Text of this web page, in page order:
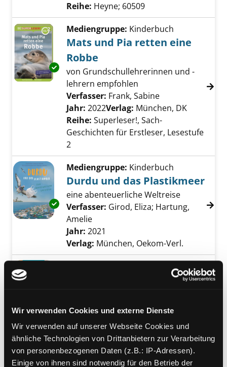
Wir verwenden Cookies und externe Dienste
Wir verwenden auf unserer Webseite Cookies und
ähnliche Technologien von Drittanbietern zur Verarbeitung
von personenbezogenen Daten (z.B.: IP-Adressen).
Einige von ihnen sind notwendig für den Betrieb der
Reihe: Heyne; 60509
Exemplar-Details von Mats und Pia retten
Mediengruppe: Kinderbuch
Mats und Pia retten eine
Robbe
von Grundschullehrerinnen und -
lehrern empfohlen
Verfasser: Frank, Sabine
Jahr: 2022Verlag: München, DK
Reihe: Superleser!, Sach-
Geschichten für Erstleser, Lesestufe
2
Exemplar-Details von Durdu und das
Mediengruppe: Kinderbuch
Durdu und das Plastikmeer
eine abenteuerliche Weltreise
Verfasser: Girod, Eliza; Hartung,
Amelie
Jahr: 2021
Verlag: München, Oekom-Verl.
Kinderbuch
Verfasser:
Woldanska-Plocinska, Ola
Verlag:Weinheim, Beltz und
Gelberg